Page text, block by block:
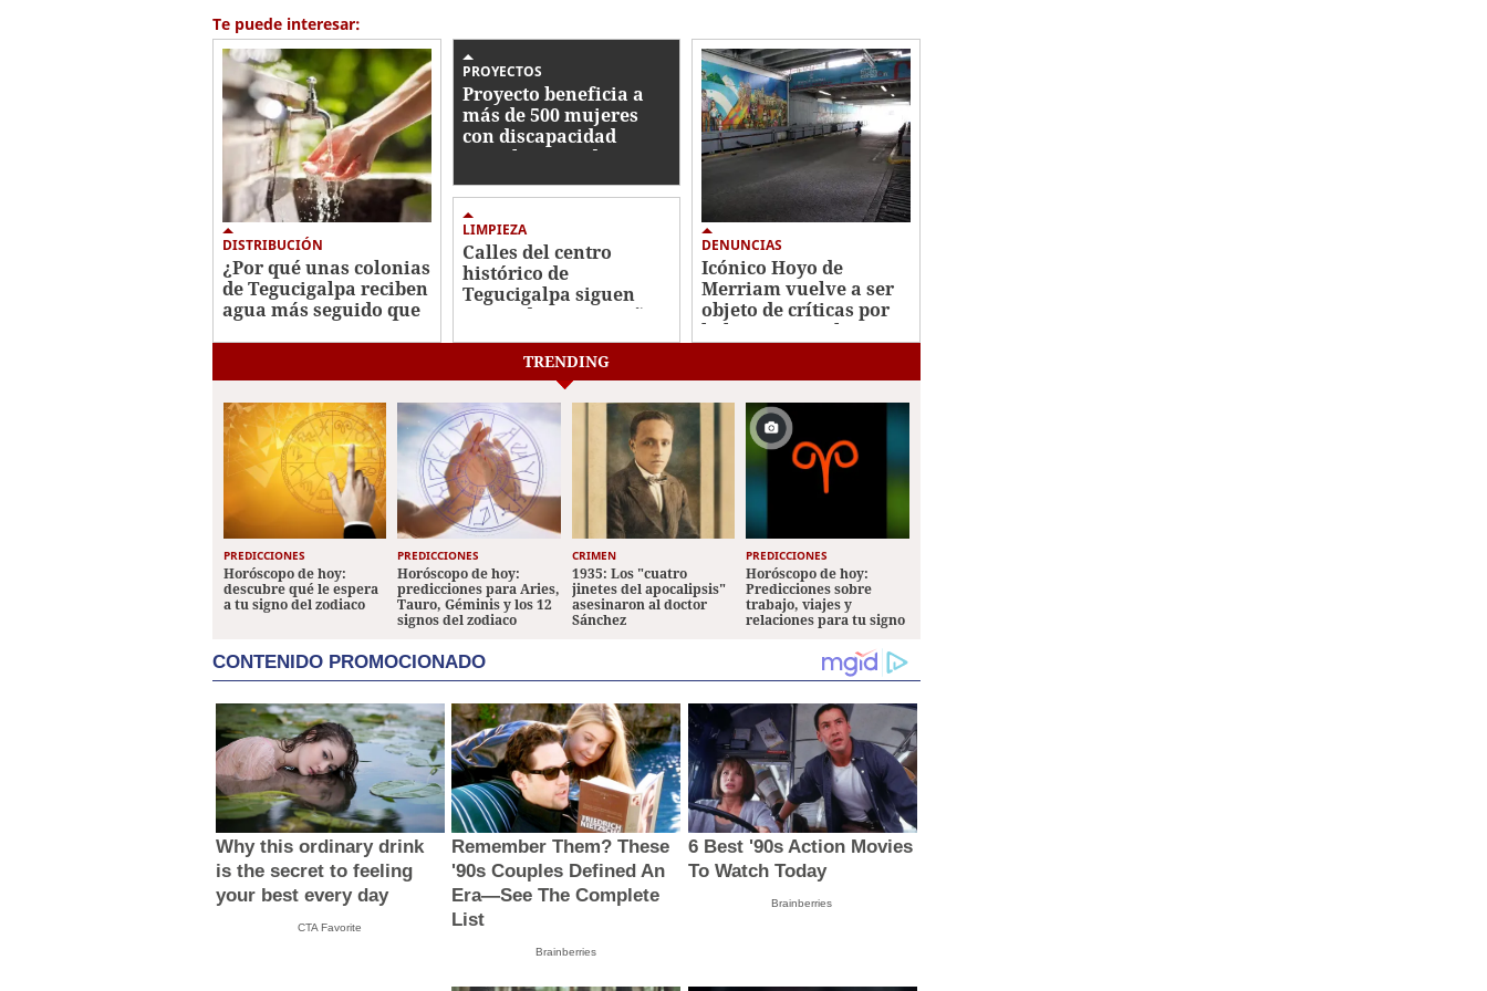
56
secondsVolume
0%
Te puede interesar:
DISTRIBUCIÓN
¿Por qué unas colonias
de Tegucigalpa reciben
agua más seguido que
PROYECTOS
Proyecto beneficia a
más de 500 mujeres
con discapacidad
visual en Honduras
LIMPIEZA
Calles del centro
histórico de
Tegucigalpa siguen
atrapadas en marañas
de cables
DENUNCIAS
Icónico Hoyo de
Merriam vuelve a ser
objeto de críticas por
la basura y malos
TRENDING
PREDICCIONES
Horóscopo de hoy:
descubre qué le espera
a tu signo del zodiaco
PREDICCIONES
Horóscopo de hoy:
predicciones para Aries,
Tauro, Géminis y los 12
signos del zodiaco
CRIMEN
1935: Los "cuatro
jinetes del apocalipsis"
asesinaron al doctor
Sánchez
PREDICCIONES
Horóscopo de hoy:
Predicciones sobre
trabajo, viajes y
relaciones para tu signo
CONTENIDO PROMOCIONADO
Why this ordinary drink
is the secret to feeling
your best every day
CTA Favorite
Remember Them? These
'90s Couples Defined An
Era—See The Complete
List
Brainberries
6 Best '90s Action Movies
To Watch Today
Brainberries